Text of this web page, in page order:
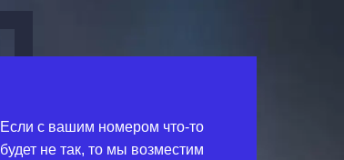
Если с вашим номером что-то
будет не так, то мы возместим